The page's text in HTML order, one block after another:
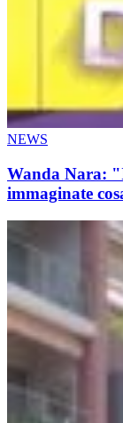
NEWS
Wanda Nara:
immaginate